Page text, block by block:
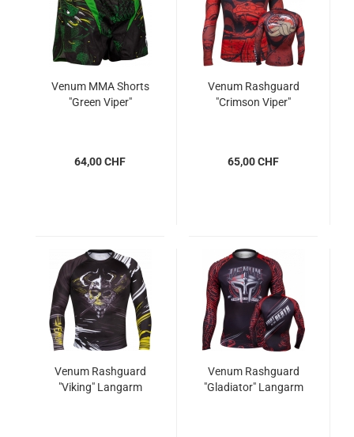
Venum MMA Shorts
"Green Viper"
64,00 CHF
Venum Rashguard
"Crimson Viper"
65,00 CHF
Venum Rashguard
"Viking" Langarm
Venum Rashguard
"Gladiator" Langarm